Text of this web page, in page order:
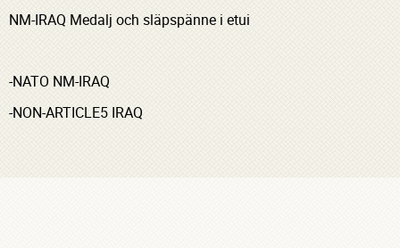
NM-IRAQ Medalj och släpspänne i etui
-NATO NM-IRAQ
-NON-ARTICLE5 IRAQ